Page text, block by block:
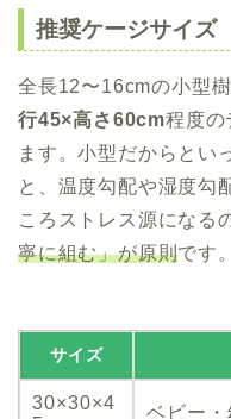
推奨ケージサイズ
全長12〜16cmの小型
行45×高さ60cm程度の
ます。小型だからとい
と、温度勾配や湿度勾
ころストレス源になる
寧に組む」が原則です。
サイズ
30×30×4
ベビー・